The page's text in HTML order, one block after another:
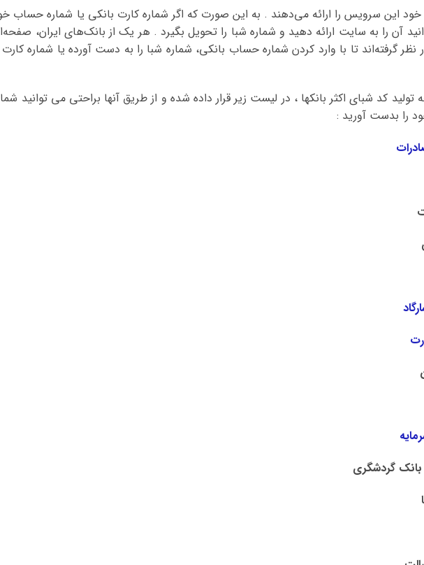
خود این سرویس را ارائه می‌دهند . به این صورت که اگر شماره کارت بانکی یا شماره حساب
آن را به سایت ارائه دهید و شماره شبا را تحویل بگیرد . هر یک از بانک‌های ایران،
گرفته‌اند تا با وارد کردن شماره حساب بانکی، شماره شبا را به دست آورده یا شماره کارت
کد شبای اکثر بانکها ، در لیست زیر قرار داده شده و از طریق آنها براحتی می توانید
را بدست آورید :
گردشگری